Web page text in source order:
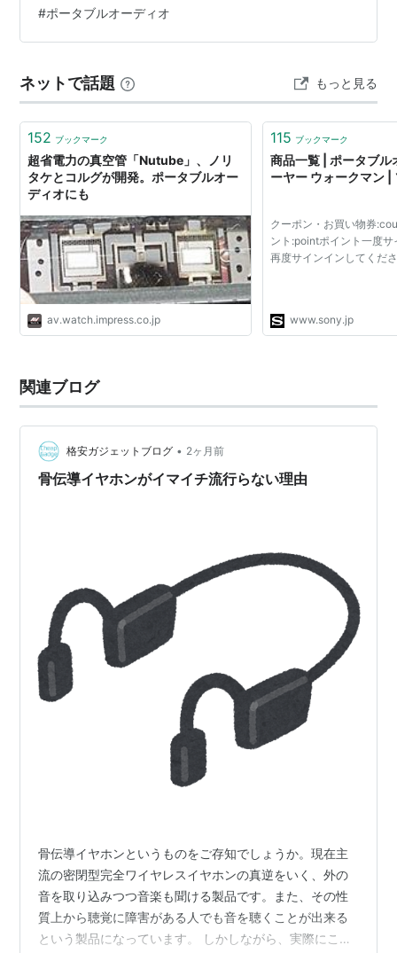
のではないでしょうか。 スマホでも充分に音楽を聴くこ
とが出来ますが、スマホは電話やメッセージのやり取り
生活必需品。特に外ではバッテリーの残量が気になって
しまうこ…
#ポータブルオーディオ
ネットで話題 もっと見る
152 ブックマーク
超省電力の真空管「Nutube」、ノリ
タケとコルグが開発。ポータブルオー
ディオにも
av.watch.impress.co.jp
115 ブックマーク
商品一覧 | ポータブル
ーヤー ウォークマン |
クーポン・お買い物券
ント:pointポイント一度
再度サインインしてくだ
www.sony.jp
関連ブログ
格安ガジェットブログ • 2ヶ月前
骨伝導イヤホンがイマイチ流行らない理由
骨伝導イヤホンというものをご存知でしょうか。現在主
流の密閉型完全ワイヤレスイヤホンの真逆をいく、外の
音を取り込みつつ音楽も聞ける製品です。また、その性
質上から聴覚に障害がある人でも音を聴くことが出来る
という製品になっています。 しかしながら、実際にこの